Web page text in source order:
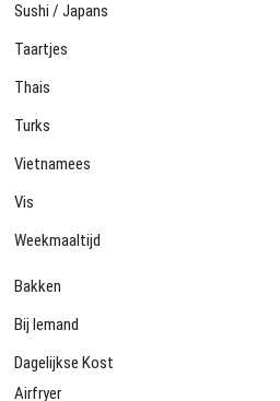
Sushi / Japans
Taartjes
Thais
Turks
Vietnamees
Vis
Weekmaaltijd
Bakken
Bij Iemand
Dagelijkse Kost
Airfryer